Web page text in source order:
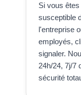
Si vous
susceptible
l'entreprise
employés,
signaler.
24h/24, 7j/7
sécurité